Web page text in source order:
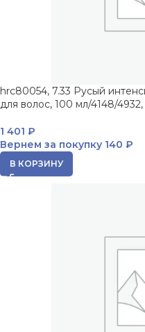
hrc80054, 7.33 Русый
для волос, 100 мл/4148/
1 401 ₽
Вернем за покупку 140 ₽
В КОРЗИНУ